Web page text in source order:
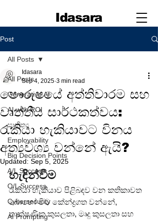
Idasara
Post
All Posts
Generative AI
AI with ROI
සාහිත්‍ය
Employability
Big Decision Points
A/L Success
O/L Success
Cybersecurity
AI Prompting
All Posts
පෞරුෂයේ අත්තිවාරම සහ
වෘත්තීය සාර්ථකත්වය:
රැකියා හැකියාවට විනය
අත්‍යවශ්‍ය වන්නේ ඇයි?
Idasara
Sep 4, 2025 3 min read
Updated: Sep 5, 2025
හැඳින්වීම
රැකියා හැකියාව පිළිබඳව වන කතිකාවත
බොහෝ විට කේන්ද්‍රගත වන්නේ,
තාක්ෂණික කුසලතා, මෘදු කුසලතා සහ